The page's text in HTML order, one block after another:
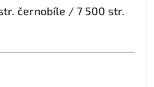
černobíle / 7 500 str.